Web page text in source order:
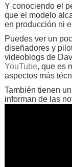
Y conociendo el
que el modelo
en producción ni
Puedes ver un
diseñadores y
videoblogs de
YouTube, que es
aspectos más
También tienen un
informan de las